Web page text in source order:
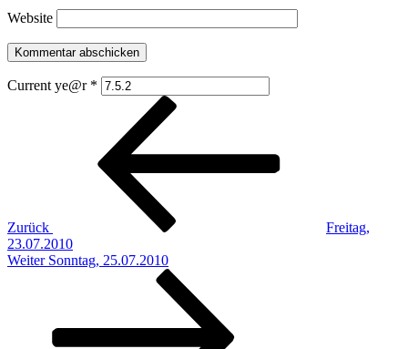
Website
Current ye@r *
Beitragsnavigation
Zurück
Freitag,
23.07.2010
Nächster
Weiter Sonntag, 25.07.2010